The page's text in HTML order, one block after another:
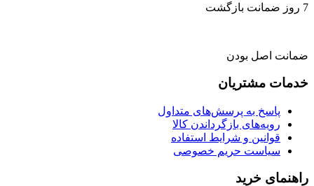
7 روز ضمانت بازگشت
ضمانت اصل بودن
خدمات مشتریان
پاسخ به پرسش‌های متداول
رویه‌های بازگرداندن کالا
قوانین و شرایط استفاده
سیاست حریم خصوصی
راهنمای خرید